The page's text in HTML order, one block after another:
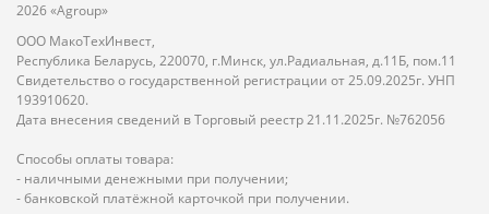
2026 «Agroup»
ООО МакоТехИнвест,
Республика Беларусь, 220070, г.Минск, ул.Радиальная, д.11Б, пом.11
Свидетельство о государственной регистрации от 25.09.2025г. УНП
193910620.
Дата внесения сведений в Торговый реестр 21.11.2025г. №762056
Способы оплаты товара:
- наличными денежными при получении;
- банковской платёжной карточкой при получении.